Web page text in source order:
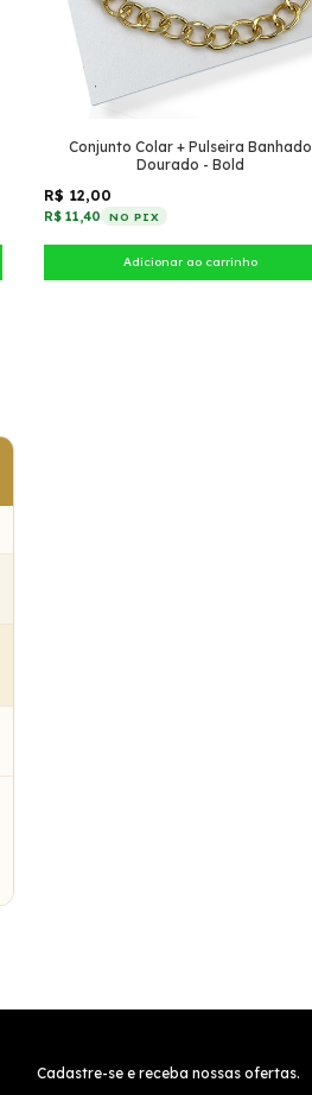
Conjunto Colar + Pulseira Banhado
Dourado - Bold
R$ 12,00
R$ 11,40 NO PIX
Cadastre-se e receba nossas ofertas.